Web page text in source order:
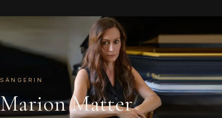
SÄNGERIN
Marion Matter